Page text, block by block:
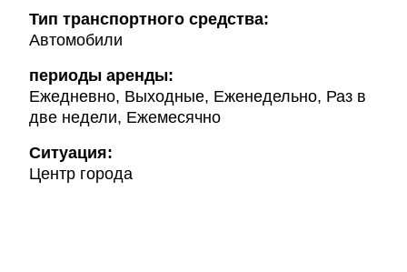
Тип транспортного средства:
Автомобили
периоды аренды:
Ежедневно, Выходные, Еженедельно, Раз в
две недели, Ежемесячно
Ситуация:
Центр города